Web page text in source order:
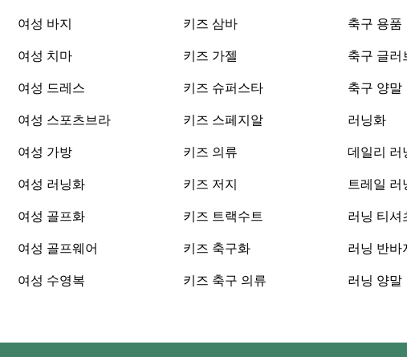
여성 바지
여성 치마
여성 드레스
여성 스포츠브라
여성 가방
여성 러닝화
여성 골프화
여성 골프웨어
여성 수영복
키즈 삼바
키즈 가젤
키즈 슈퍼스타
키즈 스페지알
키즈 의류
키즈 저지
키즈 트랙수트
키즈 축구화
키즈 축구 의류
축구 용품
축구 글러
축구 양말
러닝화
데일리 러
트레일 러
러닝 티셔
러닝 반바
러닝 양말